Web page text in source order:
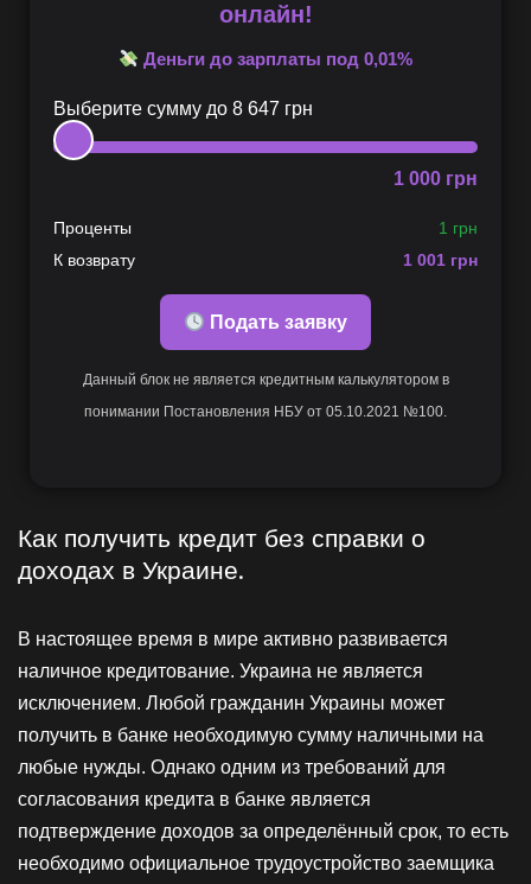
онлайн!
Деньги до зарплаты под 0,01%
Выберите сумму до 8 647 грн
1 000 грн
Проценты
1 грн
К возврату
1 001 грн
Подать заявку
Данный блок не является кредитным калькулятором в
понимании Постановления НБУ от 05.10.2021 №100.
Как получить кредит без справки о
доходах в Украине.
В настоящее время в мире активно развивается
наличное кредитование. Украина не является
исключением. Любой гражданин Украины может
получить в банке необходимую сумму наличными на
любые нужды. Однако одним из требований для
согласования кредита в банке является
подтверждение доходов за определённый срок, то есть
необходимо официальное трудоустройство заемщика